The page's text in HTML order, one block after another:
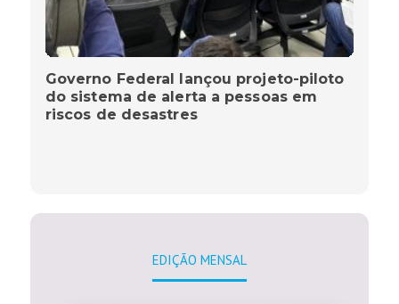
Governo Federal lançou projeto-piloto
do sistema de alerta a pessoas em
riscos de desastres
EDIÇÃO MENSAL